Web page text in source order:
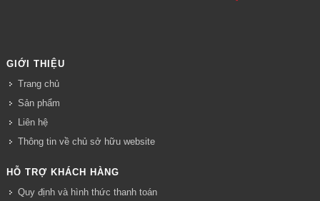
GIỚI THIỆU
Trang chủ
Sản phẩm
Liên hệ
Thông tin về chủ sở hữu website
HỖ TRỢ KHÁCH HÀNG
Quy định và hình thức thanh toán